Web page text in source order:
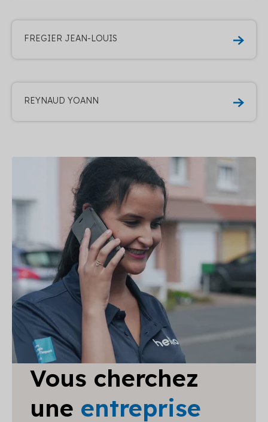
FREGIER JEAN-LOUIS
REYNAUD YOANN
Vous cherchez
une entreprise